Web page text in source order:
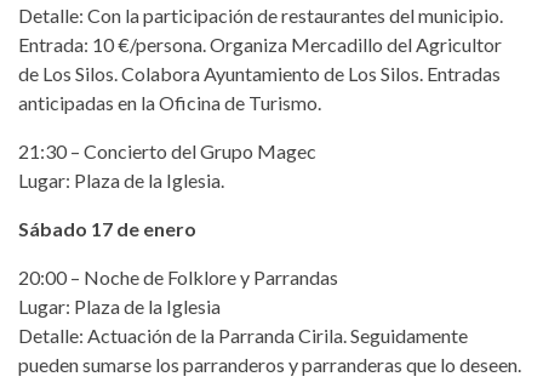
Detalle: Con la participación de restaurantes del municipio.
Entrada: 10 €/persona. Organiza Mercadillo del Agricultor
de Los Silos. Colabora Ayuntamiento de Los Silos. Entradas
anticipadas en la Oficina de Turismo.​
21:30 – Concierto del Grupo Magec
Lugar: Plaza de la Iglesia.​
Sábado 17 de enero
20:00 – Noche de Folklore y Parrandas
Lugar: Plaza de la Iglesia
Detalle: Actuación de la Parranda Cirila. Seguidamente
pueden sumarse los parranderos y parranderas que lo deseen.​